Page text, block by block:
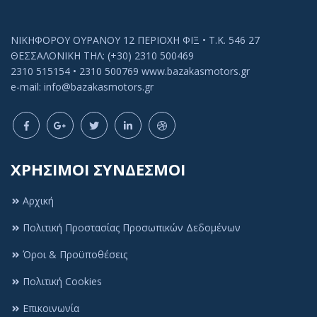
παρόμοιες τεχνολογίες, για να βελτιώσει την
εμπειρία περιήγησής σας και να παρέχει
ΝΙΚΗΦΟΡΟΥ ΟΥΡΑΝΟΥ 12 ΠΕΡΙΟΧΗ ΦΙΞ • Τ.Κ. 546 27
ΘΕΣΣΑΛΟΝΙΚΗ ΤΗΛ: (+30) 2310 500469
2310 515154 • 2310 500769 www.bazakasmotors.gr
e-mail: info@bazakasmotors.gr
ΧΡΗΣΙΜΟΙ ΣΥΝΔΕΣΜΟΙ
Αρχική
Πολιτική Προστασίας Προσωπικών Δεδομένων
Όροι & Προϋποθέσεις
Πολιτική Cookies
Επικοινωνία